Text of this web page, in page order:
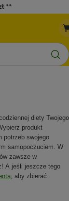
**
diety Twojego
produkt
potrzeb swojego
samopoczuciem. W
zawsze w
A jeśli jeszcze tego
, aby zbierać